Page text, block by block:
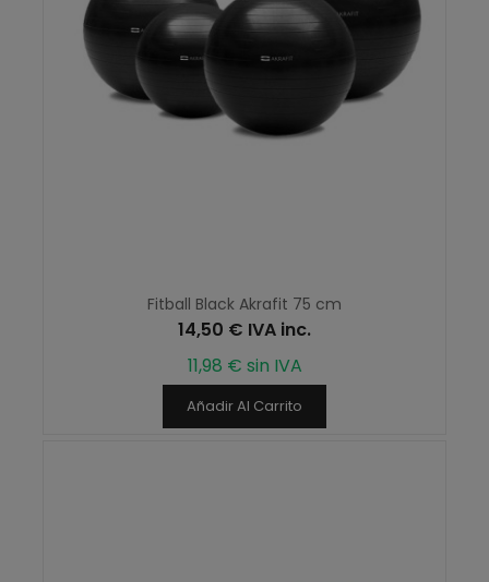
Fitball Black Akrafit 75 cm
14,50 € IVA inc.
11,98 € sin IVA
Añadir Al Carrito